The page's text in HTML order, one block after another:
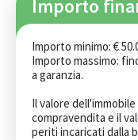
Importo
Importo minimo: €
Importo massimo:
a garanzia.
Il valore
compravendita e il
periti incaricati dalla